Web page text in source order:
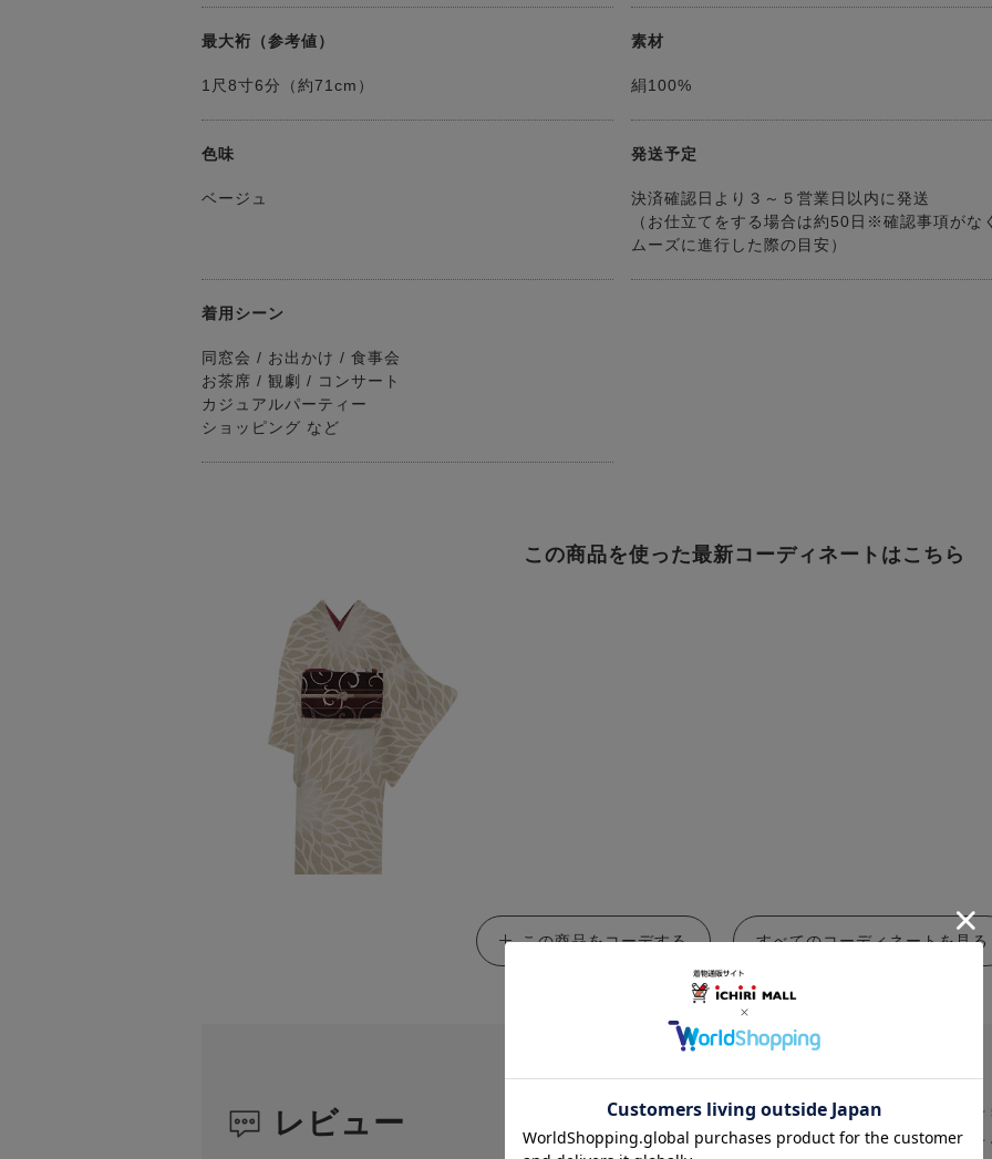
最大裄（参考値）
1尺8寸6分（約71cm）
素材
絹100%
色味
ベージュ
発送予定
決済確認日より３～５営業日以内に発送
（お仕立てをする場合は約50日※確認事項がな
ムーズに進行した際の目安）
着用シーン
同窓会 / お出かけ / 食事会
お茶席 / 観劇 / コンサート
カジュアルパーティー
ショッピング など
この商品を使った最新コーディネートはこちら
この商品をコーデする すべてのコーディネートを見る
レビュー 0.0 ★
★